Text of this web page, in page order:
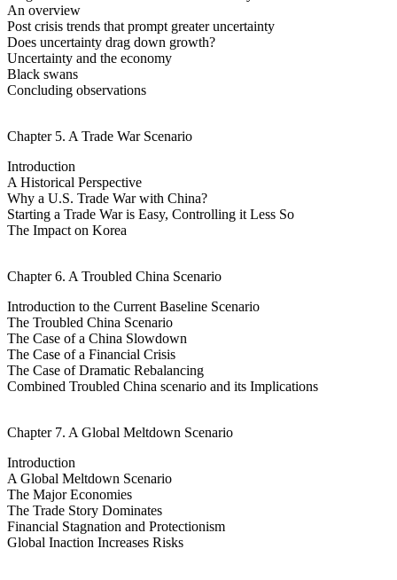
An overview
Post crisis trends that prompt greater uncertainty
Does uncertainty drag down growth?
Uncertainty and the economy
Black swans
Concluding observations
Chapter 5. A Trade War Scenario
Introduction
A Historical Perspective
Why a U.S. Trade War with China?
Starting a Trade War is Easy, Controlling it Less So
The Impact on Korea
Chapter 6. A Troubled China Scenario
Introduction to the Current Baseline Scenario
The Troubled China Scenario
The Case of a China Slowdown
The Case of a Financial Crisis
The Case of Dramatic Rebalancing
Combined Troubled China scenario and its Implications
Chapter 7. A Global Meltdown Scenario
Introduction
A Global Meltdown Scenario
The Major Economies
The Trade Story Dominates
Financial Stagnation and Protectionism
Global Inaction Increases Risks